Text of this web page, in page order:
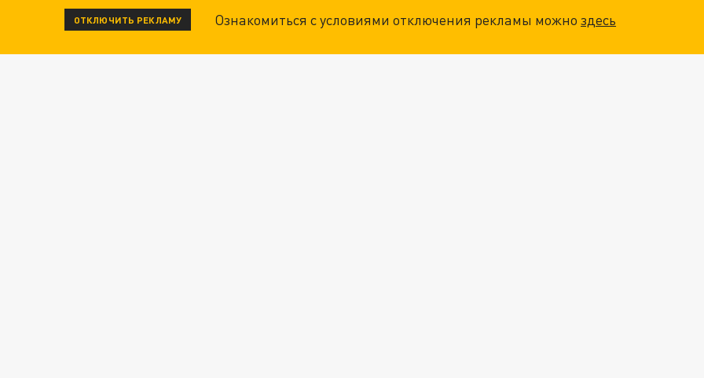
ОТКЛЮЧИТЬ РЕКЛАМУ Ознакомиться с условиями отключения рекламы можноздесь